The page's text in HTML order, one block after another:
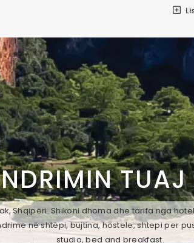
Shqipëri. Shikoni dhoma dhe tarifa nga
në shtëpi, bujtina, hostele, shtepi per
studio, bed and breakfast.